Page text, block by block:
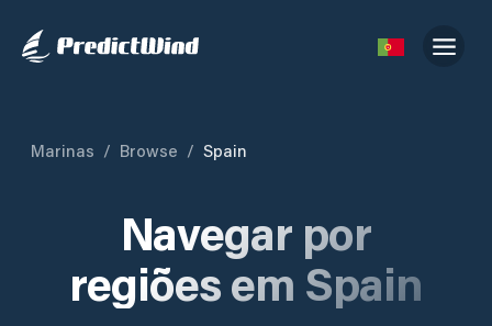
Marinas / Browse / Spain
Navegar por
regiões em Spain